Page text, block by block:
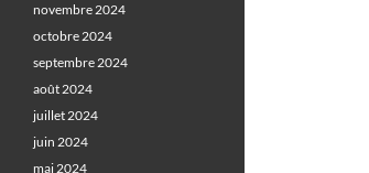
novembre 2024
octobre 2024
septembre 2024
août 2024
juillet 2024
juin 2024
mai 2024